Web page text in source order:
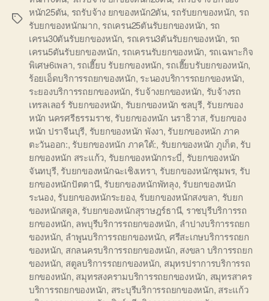
Tags
หนัก25ตัน, รถรับจ้าง ยกของหนัก2ตัน, รถรับยกของหนัก, รถ
รับยกของหนักมาก, รถเครน25ตันรับยกของหนัก, รถ
เครน30ตันรับยกของหนัก, รถเครน3ตันรับยกของหนัก, รถ
เครน5ตันรับยกของหนัก, รถเครนรับยกของหนัก, รถเฉพาะกิจ
พิเศษ6เพลา, รถเฮี๊ยบ รับยกของหนัก, รถเฮี๊ยบรับยกของหนัก,
ร้อยเอ็ดบริการรถยกของหนัก, ระนองบริการรถยกของหนัก,
ระยองบริการรถยกของหนัก, รับจ้างยกของหนัก, รับจ้างรถ
เทรลเลอร์ รับยกของหนัก, รับยกของหนัก ชลบุรี, รับยกของ
หนัก นครศรีธรรมราช, รับยกของหนัก นราธิวาส, รับยกของ
หนัก ปราจีนบุรี, รับยกของหนัก พังงา, รับยกของหนัก ภาค
ตะวันออก:, รับยกของหนัก ภาคใต้:, รับยกของหนัก ภูเก็ต, รับ
ยกของหนัก สระแก้ว, รับยกของหนักกระบี่, รับยกของหนัก
จันทบุรี, รับยกของหนักฉะเชิงเทรา, รับยกของหนักชุมพร, รับ
ยกของหนักปัตตานี, รับยกของหนักพัทลุง, รับยกของหนัก
ระนอง, รับยกของหนักระยอง, รับยกของหนักสงขลา, รับยก
ของหนักสตูล, รับยกของหนักสุราษฎร์ธานี, ราชบุรีบริการรถ
ยกของหนัก, ลพบุรีบริการรถยกของหนัก, ลำปางบริการรถยก
ของหนัก, ลำพูนบริการรถยกของหนัก, ศรีสะเกษบริการรถยก
ของหนัก, สกลนครบริการรถยกของหนัก, สงขลา บริการรถยก
ของหนัก, สตูลบริการรถยกของหนัก, สมุทรปราการบริการรถ
ยกของหนัก, สมุทรสงครามบริการรถยกของหนัก, สมุทรสาคร
บริการรถยกของหนัก, สระบุรีบริการรถยกของหนัก, สระแก้ว